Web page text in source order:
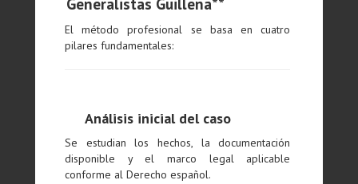
Generalistas Guillena**
El método profesional se basa en cuatro
pilares fundamentales:
Análisis inicial del caso
Se estudian los hechos, la documentación
disponible y el marco legal aplicable
conforme al Derecho español.